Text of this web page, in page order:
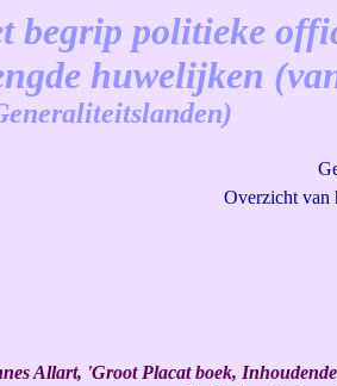
begrip politieke
huwelijken
Overzicht van
Allart, 'Groot Placat boek,